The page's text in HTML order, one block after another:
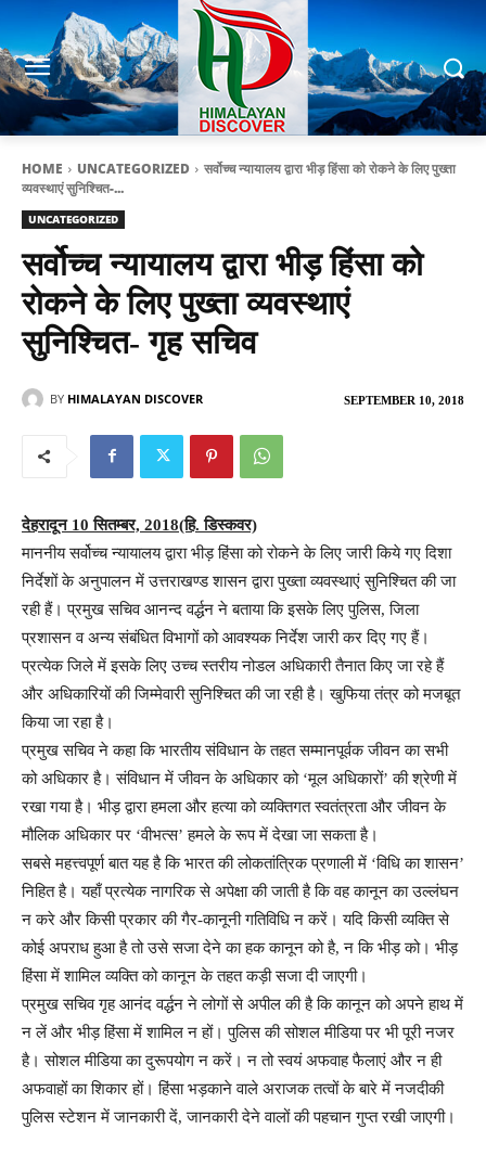
HOME UNCATEGORIZED
सर्वोच्च न्यायालय द्वारा भीड़ हिंसा को रोकने के लिए पुख्ता
व्यवस्थाएं सुनिश्चित-...
UNCATEGORIZED
सर्वोच्च न्यायालय द्वारा भीड़ हिंसा को
रोकने के लिए पुख्ता व्यवस्थाएं
सुनिश्चित- गृह सचिव
SEPTEMBER 10, 2018
BY HIMALAYAN DISCOVER
देहरादून 10 सितम्बर, 2018(हि. डिस्कवर)
माननीय सर्वोच्च न्यायालय द्वारा भीड़ हिंसा को रोकने के लिए जारी किये गए दिशा
निर्देशों के अनुपालन में उत्तराखण्ड शासन द्वारा पुख्ता व्यवस्थाएं सुनिश्चित की जा
रही हैं। प्रमुख सचिव आनन्द वर्द्धन ने बताया कि इसके लिए पुलिस, जिला
प्रशासन व अन्य संबंधित विभागों को आवश्यक निर्देश जारी कर दिए गए हैं।
प्रत्येक जिले में इसके लिए उच्च स्तरीय नोडल अधिकारी तैनात किए जा रहे हैं
और अधिकारियों की जिम्मेवारी सुनिश्चित की जा रही है। खुफिया तंत्र को मजबूत
किया जा रहा है।
प्रमुख सचिव ने कहा कि भारतीय संविधान के तहत सम्मानपूर्वक जीवन का सभी
को अधिकार है। संविधान में जीवन के अधिकार को ‘मूल अधिकारों’ की श्रेणी में
रखा गया है। भीड़ द्वारा हमला और हत्या को व्यक्तिगत स्वतंत्रता और जीवन के
मौलिक अधिकार पर ‘वीभत्स’ हमले के रूप में देखा जा सकता है।
सबसे महत्त्वपूर्ण बात यह है कि भारत की लोकतांत्रिक प्रणाली में ‘विधि का शासन’
निहित है। यहाँ प्रत्येक नागरिक से अपेक्षा की जाती है कि वह कानून का उल्लंघन
न करे और किसी प्रकार की गैर-कानूनी गतिविधि न करें। यदि किसी व्यक्ति से
कोई अपराध हुआ है तो उसे सजा देने का हक कानून को है, न कि भीड़ को। भीड़
हिंसा में शामिल व्यक्ति को कानून के तहत कड़ी सजा दी जाएगी।
प्रमुख सचिव गृह आनंद वर्द्धन ने लोगों से अपील की है कि कानून को अपने हाथ में
न लें और भीड़ हिंसा में शामिल न हों। पुलिस की सोशल मीडिया पर भी पूरी नजर
है। सोशल मीडिया का दुरूपयोग न करें। न तो स्वयं अफवाह फैलाएं और न ही
अफवाहों का शिकार हों। हिंसा भड़काने वाले अराजक तत्वों के बारे में नजदीकी
पुलिस स्टेशन में जानकारी दें, जानकारी देने वालों की पहचान गुप्त रखी जाएगी।